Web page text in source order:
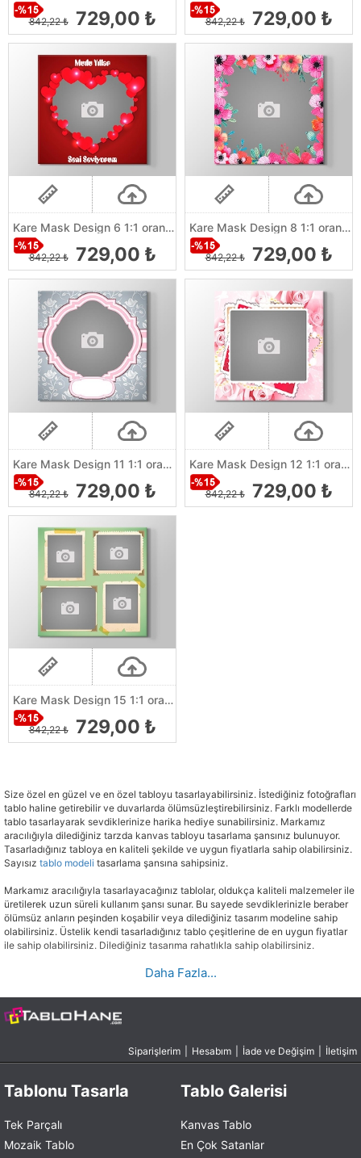
842,22 ₺ 729,00 ₺ 842,22 ₺ 729,00 ₺
Kare Mask Design 6 1:1 orantılı
842,22 ₺ 729,00 ₺
Kare Mask Design 8 1:1 orantılı
842,22 ₺ 729,00 ₺
Kare Mask Design 11 1:1 orantılı
842,22 ₺ 729,00 ₺
Kare Mask Design 12 1:1 orantılı
842,22 ₺ 729,00 ₺
Kare Mask Design 15 1:1 orantılı
842,22 ₺ 729,00 ₺
Size özel en güzel ve en özel tabloyu tasarlayabilirsiniz. İstediğiniz fotoğrafları
tablo haline getirebilir ve duvarlarda ölümsüzleştirebilirsiniz. Farklı modellerde
tablo tasarlayarak sevdiklerinize harika hediye sunabilirsiniz. Markamız
aracılığıyla dilediğiniz tarzda kanvas tabloyu tasarlama şansınız bulunuyor.
Tasarladığınız tabloya en kaliteli şekilde ve uygun fiyatlarla sahip olabilirsiniz.
Sayısız tablo modeli tasarlama şansına sahipsiniz.
Markamız aracılığıyla tasarlayacağınız tablolar, oldukça kaliteli malzemeler ile
üretilerek uzun süreli kullanım şansı sunar. Bu sayede sevdiklerinizle beraber
ölümsüz anların peşinden koşabilir veya dilediğiniz tasarım modeline sahip
olabilirsiniz. Üstelik kendi tasarladığınız tablo çeşitlerine de en uygun fiyatlar
ile sahip olabilirsiniz. Dilediğiniz tasarıma rahatlıkla sahip olabilirsiniz.
Özel Günler İçin Tablo Tasarla
Sevdiklerinizin özel günlerinde unutulmaz bir hediye vermek istiyorsanız tablo
tasarlayabilirsiniz. Tasarladığınız tablolara sevdiklerinizle ilgili anılar ve
sinema tablolarıya da anime tabloları da
oluşturabilirsiniz. İstediğiniz modelde ve çeşitte tabloyu tasarlayabilir ve harika
ölümsüzleştirebilirsiniz.
tasarlamak, gün geçtikçe insanların yoğun bir şekilde tercih ettiği hediyeleşme
getirebilir ve duvarlarınızı anılarınızla süsleyebilirsiniz. Sizler için özel olarak
Daha Fazla...
Siparişlerim Hesabım İade ve Değişim İletişim
Tablonu Tasarla
Tek Parçalı
Mozaik Tablo
Tablo Galerisi
Kanvas Tablo
En Çok Satanlar